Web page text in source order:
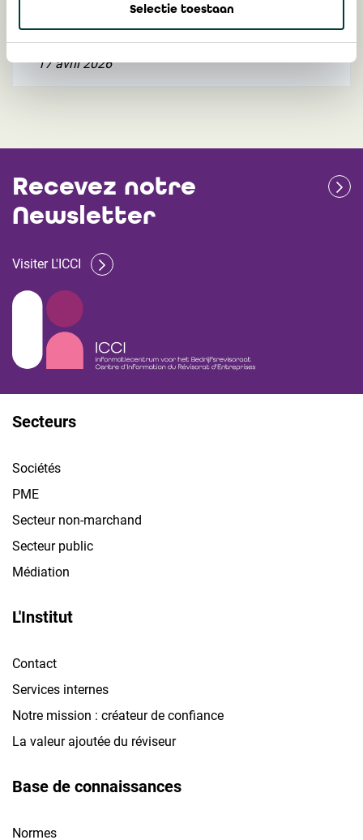
Selectie toestaan
17 avril 2026
Recevez notre
Newsletter
Visiter L'ICCI
Secteurs
Sociétés
PME
Secteur non-marchand
Secteur public
Médiation
L'Institut
Contact
Services internes
Notre mission : créateur de confiance
La valeur ajoutée du réviseur
Base de connaissances
Normes